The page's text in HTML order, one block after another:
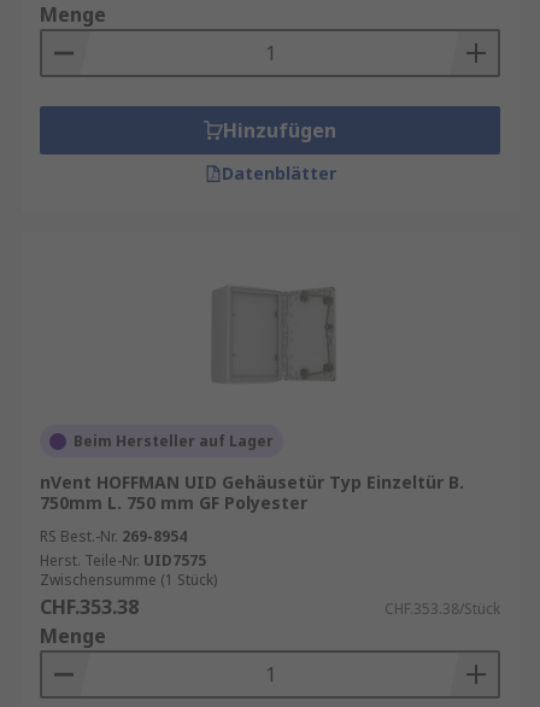
Menge
Hinzufügen
Datenblätter
Beim Hersteller auf Lager
nVent HOFFMAN UID Gehäusetür Typ Einzeltür B.
750mm L. 750 mm GF Polyester
RS Best.-Nr. 269-8954
Herst. Teile-Nr. UID7575
Zwischensumme (1 Stück)
CHF.353.38 CHF.353.38/Stück
Menge